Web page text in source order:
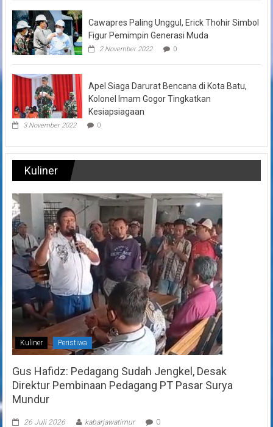
Cawapres Paling Unggul, Erick Thohir Simbol
Figur Pemimpin Generasi Muda
2 November 2022 0
Apel Siaga Darurat Bencana di Kota Batu,
Kolonel Imam Gogor Tingkatkan
Kesiapsiagaan
3 November 2022 0
Kuliner
Kuliner Peristiwa
Gus Hafidz: Pedagang Sudah Jengkel, Desak
Direktur Pembinaan Pedagang PT Pasar Surya
Mundur
26 Juli 2026 kabarjawatimur 0